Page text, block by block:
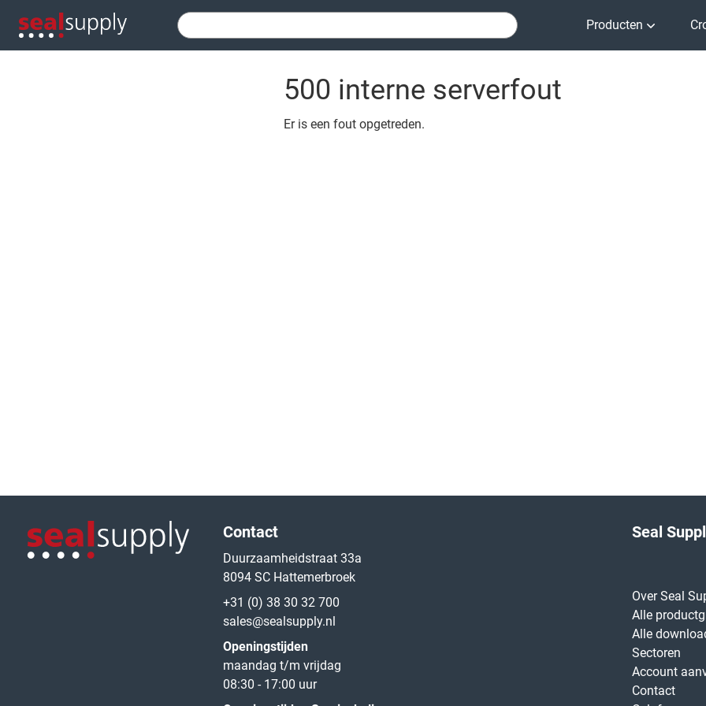
Producten
500 interne serverfout
Er is een fout opgetreden.
Contact
Duurzaamheidstraat 33a
8094 SC Hattemerbroek
+31 (0) 38 30 32 700
sales@sealsupply.nl
Openingstijden
maandag t/m vrijdag
08:30 - 17:00 uur
Seal
Over Seal
Alle
Alle
Sectoren
Account
Contact
Logo van de website